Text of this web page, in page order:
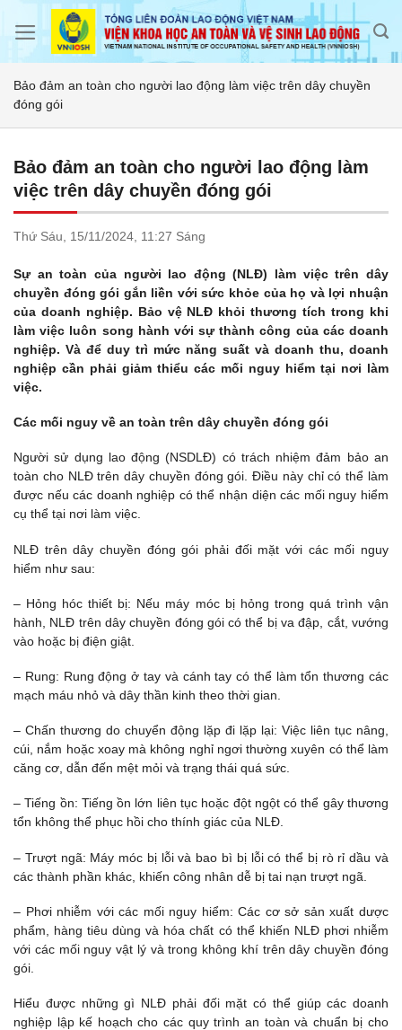
Bảo đảm an toàn cho người lao động làm việc trên dây chuyền
đóng gói
Bảo đảm an toàn cho người lao động làm
việc trên dây chuyền đóng gói
Thứ Sáu, 15/11/2024, 11:27 Sáng
Sự an toàn của người lao động (NLĐ) làm việc trên dây
chuyền đóng gói gắn liền với sức khỏe của họ và lợi nhuận
của doanh nghiệp. Bảo vệ NLĐ khỏi thương tích trong khi
làm việc luôn song hành với sự thành công của các doanh
nghiệp. Và để duy trì mức năng suất và doanh thu, doanh
nghiệp cần phải giảm thiểu các mối nguy hiểm tại nơi làm
việc.
Các mối nguy về an toàn trên dây chuyền đóng gói
Người sử dụng lao động (NSDLĐ) có trách nhiệm đảm bảo an
toàn cho NLĐ trên dây chuyền đóng gói. Điều này chỉ có thể làm
được nếu các doanh nghiệp có thể nhận diện các mối nguy hiểm
cụ thể tại nơi làm việc.
NLĐ trên dây chuyền đóng gói phải đối mặt với các mối nguy
hiểm như sau:
– Hỏng hóc thiết bị: Nếu máy móc bị hỏng trong quá trình vận
hành, NLĐ trên dây chuyền đóng gói có thể bị va đập, cắt, vướng
vào hoặc bị điện giật.
– Rung: Rung động ở tay và cánh tay có thể làm tổn thương các
mạch máu nhỏ và dây thần kinh theo thời gian.
– Chấn thương do chuyển động lặp đi lặp lại: Việc liên tục nâng,
cúi, nắm hoặc xoay mà không nghỉ ngơi thường xuyên có thể làm
căng cơ, dẫn đến mệt mỏi và trạng thái quá sức.
– Tiếng ồn: Tiếng ồn lớn liên tục hoặc đột ngột có thể gây thương
tổn không thể phục hồi cho thính giác của NLĐ.
– Trượt ngã: Máy móc bị lỗi và bao bì bị lỗi có thể bị rò rỉ dầu và
các thành phần khác, khiến công nhân dễ bị tai nạn trượt ngã.
– Phơi nhiễm với các mối nguy hiểm: Các cơ sở sản xuất dược
phẩm, hàng tiêu dùng và hóa chất có thể khiến NLĐ phơi nhiễm
với các mối nguy vật lý và trong không khí trên dây chuyền đóng
gói.
Hiểu được những gì NLĐ phải đối mặt có thể giúp các doanh
nghiệp lập kế hoạch cho các quy trình an toàn và chuẩn bị cho